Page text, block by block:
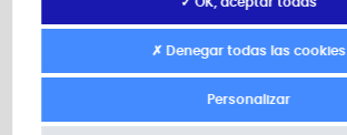
✗ Denegar todas las cookies
Personalizar